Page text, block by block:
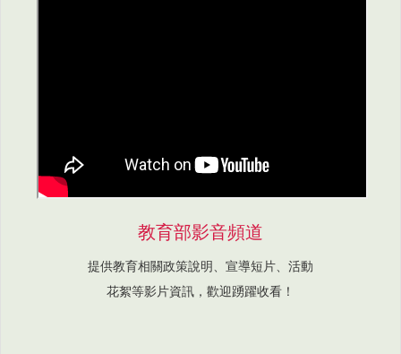
教育部影音頻道
提供教育相關政策說明、宣導短片、活動
花絮等影片資訊，歡迎踴躍收看！